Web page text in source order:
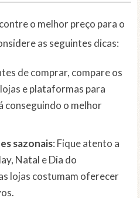
o melhor preço para o
as seguintes dicas:
de comprar, compare os
e plataformas para
conseguindo o melhor
sazonais: Fique atento a
Natal e Dia do
lojas costumam oferecer